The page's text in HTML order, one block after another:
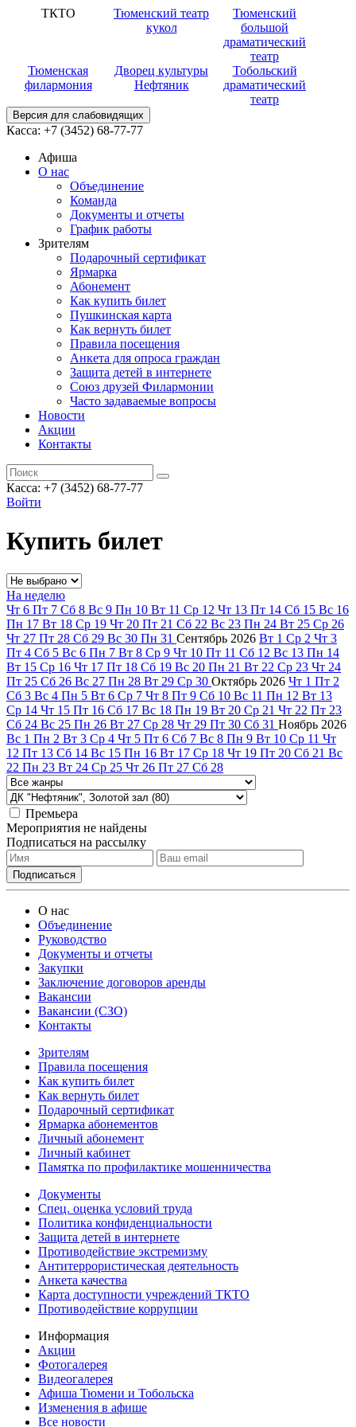
ТКТО
Тюменский театр
кукол
Тюменский
большой
драматический
театр
Тюменская
филармония
Дворец культуры
Нефтяник
Тобольский
драматический
театр
Версия для слабовидящих
Касса: +7 (3452) 68-77-77
Афиша
О нас
Объединение
Команда
Документы и отчеты
График работы
Зрителям
Подарочный сертификат
Ярмарка
Абонемент
Как купить билет
Пушкинская карта
Как вернуть билет
Правила посещения
Анкета для опроса граждан
Защита детей в интернете
Союз друзей Филармонии
Часто задаваемые вопросы
Новости
Акции
Контакты
Касса: +7 (3452) 68-77-77
Войти
Купить билет
На неделю
Чт 6 Пт 7 Сб 8 Вс 9 Пн 10 Вт 11 Ср 12 Чт 13 Пт 14 Сб 15 Вс 16
Пн 17 Вт 18 Ср 19 Чт 20 Пт 21 Сб 22 Вс 23 Пн 24 Вт 25 Ср 26
Чт 27 Пт 28 Сб 29 Вс 30 Пн 31 Сентябрь 2026 Вт 1 Ср 2 Чт 3
Пт 4 Сб 5 Вс 6 Пн 7 Вт 8 Ср 9 Чт 10 Пт 11 Сб 12 Вс 13 Пн 14
Вт 15 Ср 16 Чт 17 Пт 18 Сб 19 Вс 20 Пн 21 Вт 22 Ср 23 Чт 24
Пт 25 Сб 26 Вс 27 Пн 28 Вт 29 Ср 30 Октябрь 2026 Чт 1 Пт 2
Сб 3 Вс 4 Пн 5 Вт 6 Ср 7 Чт 8 Пт 9 Сб 10 Вс 11 Пн 12 Вт 13
Ср 14 Чт 15 Пт 16 Сб 17 Вс 18 Пн 19 Вт 20 Ср 21 Чт 22 Пт 23
Сб 24 Вс 25 Пн 26 Вт 27 Ср 28 Чт 29 Пт 30 Сб 31 Ноябрь 2026
Вс 1 Пн 2 Вт 3 Ср 4 Чт 5 Пт 6 Сб 7 Вс 8 Пн 9 Вт 10 Ср 11 Чт
12 Пт 13 Сб 14 Вс 15 Пн 16 Вт 17 Ср 18 Чт 19 Пт 20 Сб 21 Вс
22 Пн 23 Вт 24 Ср 25 Чт 26 Пт 27 Сб 28
Премьера
Мероприятия не найдены
Подписаться на рассылку
О нас
Объединение
Руководство
Документы и отчеты
Закупки
Заключение договоров аренды
Вакансии
Вакансии (СЗО)
Контакты
Зрителям
Правила посещения
Как купить билет
Как вернуть билет
Подарочный сертификат
Ярмарка абонементов
Личный абонемент
Личный кабинет
Памятка по профилактике мошенничества
Документы
Спец. оценка условий труда
Политика конфиденциальности
Защита детей в интернете
Противодействие экстремизму
Антитеррористическая деятельность
Анкета качества
Карта доступности учреждений ТКТО
Противодействие коррупции
Информация
Акции
Фотогалерея
Видеогалерея
Афиша Тюмени и Тобольска
Изменения в афише
Все новости